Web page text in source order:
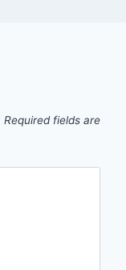
Required fields are